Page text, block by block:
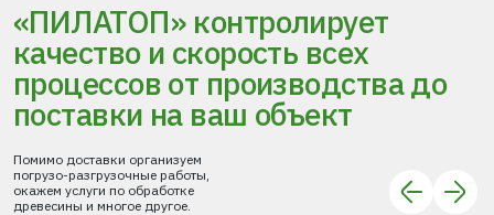
«ПИЛАТОП» контролирует
качество и скорость всех
процессовот производства до
поставки на ваш объект
Помимо доставки организуем
погрузо-разгрузочные работы,
окажем услуги по обработке
древесины и многое другое.